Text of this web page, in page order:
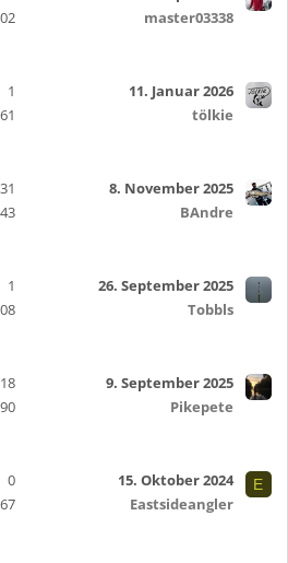
master03338
1
11. Januar 2026
tölkie
31
8. November 2025
BAndre
1
26. September 2025
Tobbls
9. September 2025
Pikepete
0
15. Oktober 2024
Eastsideangler
E